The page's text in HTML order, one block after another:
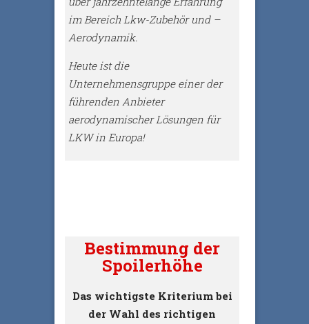
im Bereich Lkw-Zubehör und –
Aerodynamik.
Heute ist die
Unternehmensgruppe einer der
führendenAnbieter
aerodynamischer Lösungen für
LKW in Europa!
Bestimmung der
Spoilerhöhe
Das wichtigste Kriterium bei
der Wahl des richtigen